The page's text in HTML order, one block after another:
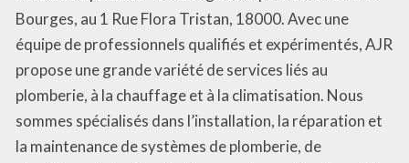
Bourges, au 1 Rue Flora Tristan, 18000. Avec une
équipe de professionnels qualifiés et expérimentés, AJR
propose une grande variété de services liés au
plomberie, à la chauffage et à la climatisation. Nous
sommes spécialisés dans l’installation, la réparation et
la maintenance de systèmes de plomberie, de